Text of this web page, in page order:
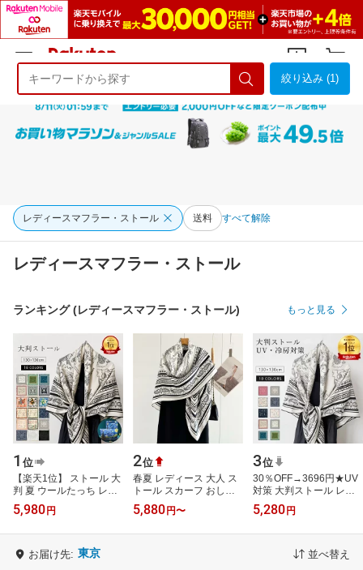
ようこそ 楽天市場へ ログイン
絞り込み (1)
レディースマフラー・ストール 送料 すべて解除
レディースマフラー・ストール
ランキング (レディースマフラー・ストール) もっと見る
1 位
【楽天1位】 ストール 大
判 夏 ウールたっち レデ
ィース 大人 おしゃれ エ
レガント ペイズリー柄
5,980 円
2位
春夏 レディース 大人 ス
トール スカーフ おしゃ
れ ペイズリ柄 モノトー
ン バイカラー バンダナ
5,880 円〜
3位
30％OFF→3696円★UV
対策 大判ストール レデ
ィース 大きめ 柔らかい
ストール 大判スカーフ
5,280 円
お届け先: 東京 並べ替え